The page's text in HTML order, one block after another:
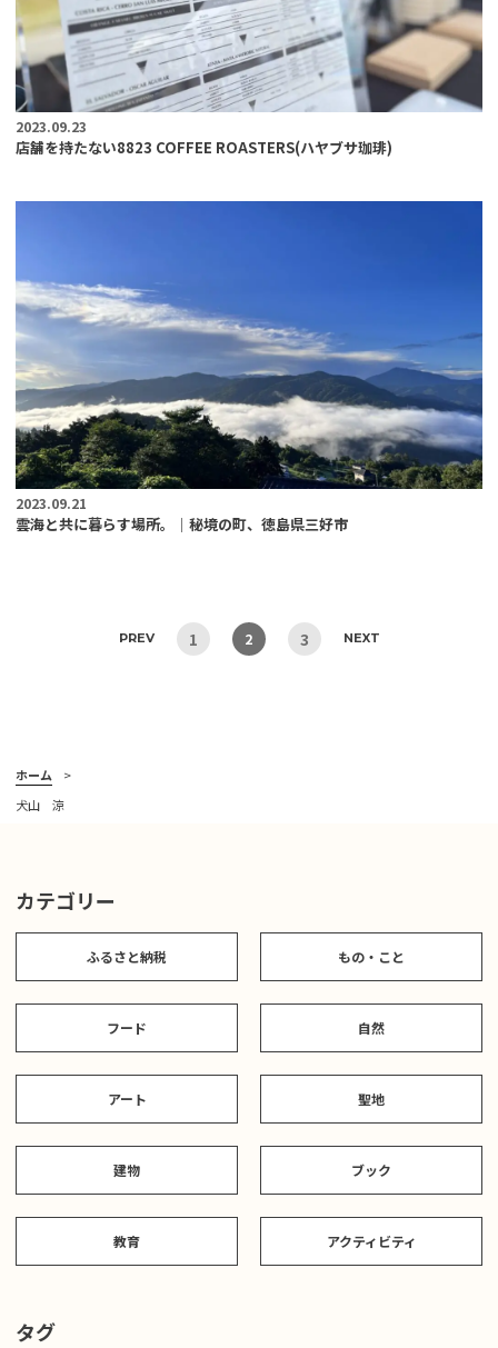
2023.09.23
店舗を持たない8823 COFFEE ROASTERS(ハヤブサ珈琲)
2023.09.21
雲海と共に暮らす場所。│秘境の町、徳島県三好市
PREV 1 2 3 NEXT
ホーム
犬山 涼
カテゴリー
ふるさと納税 もの・こと
フード 自然
アート 聖地
建物 ブック
教育 アクティビティ
タグ